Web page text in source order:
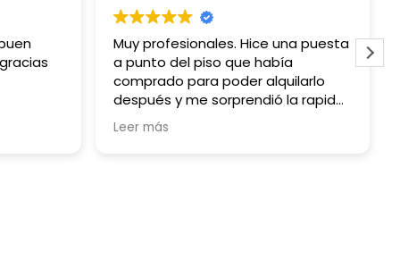
Muy profesionales. Hice una puesta
a punto del piso que había
comprado para poder alquilarlo
después y me sorprendió la rapidez
y lo sencillo que fue.
Leer más